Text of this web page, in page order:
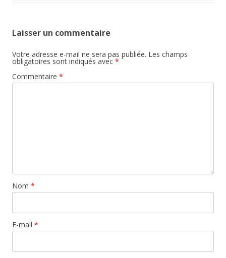
Laisser un commentaire
Votre adresse e-mail ne sera pas publiée. Les champs
obligatoires sont indiqués avec *
Commentaire *
Nom *
E-mail *